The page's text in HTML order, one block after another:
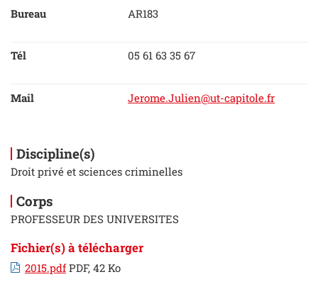
Bureau AR183
Tél 05 61 63 35 67
Mail Jerome.Julien@ut-capitole.fr
Discipline(s)
Droit privé et sciences criminelles
Corps
PROFESSEUR DES UNIVERSITES
Fichier(s) à télécharger
2015.pdf PDF, 42 Ko